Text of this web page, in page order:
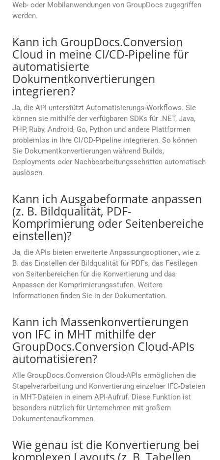
Web- oder Mobilanwendungen von GroupDocs zugegriffen
werden.
Kann ich GroupDocs.Conversion
Cloud in meine CI/CD-Pipeline für
automatisierte
Dokumentkonvertierungen
integrieren?
Ja, die API unterstützt Automatisierungs-Workflows. Sie
können sie mithilfe der verfügbaren SDKs für .NET, Java,
PHP, Ruby, Android, Go, Python und andere Plattformen
problemlos in Ihre CI/CD-Pipeline integrieren. So können
Sie Dokumentkonvertierungen während Builds,
Deployments oder Nachbearbeitungsschritten automatisch
auslösen.
Kann ich Ausgabeformate anpassen
(z. B. Bildqualität, PDF-
Komprimierung oder Seitenbereiche
einstellen)?
Ja, die APIs bieten erweiterte Anpassungsoptionen, wie z.
B. das Einstellen der Bildqualität für PDFs, das Festlegen
von Seitenbereichen für die Konvertierung und das
Anpassen der Komprimierungsstufen. Weitere
Informationen finden Sie in der Dokumentation.
Kann ich Massenkonvertierungen
von IFC in MHT mithilfe der
GroupDocs.Conversion Cloud-APIs
automatisieren?
Alle GroupDocs.Conversion Cloud-APIs ermöglichen die
Stapelverarbeitung und Konvertierung einzelner IFC-Dateien
in MHT-Dateien in einem API-Aufruf. Diese Funktion ist
besonders nützlich für Unternehmen mit großem
Dokumentenaufkommen.
Wie genau ist die Konvertierung bei